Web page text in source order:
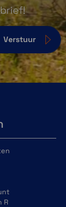
Verstuur
R